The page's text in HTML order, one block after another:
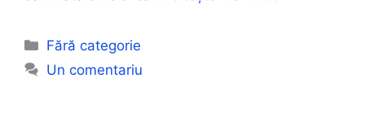
Categorii
Fără categorie
Un comentariu